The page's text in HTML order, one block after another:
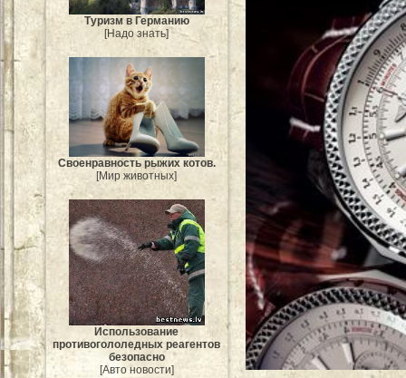
Туризм в Германию
[Надо знать]
Своенравность рыжих котов.
[Мир животных]
Использование
противогололедных реагентов
безопасно
[Авто новости]